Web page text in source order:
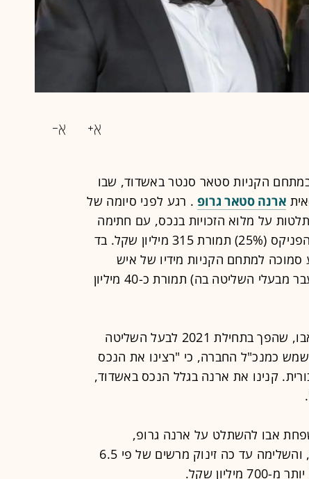
הקניות סטאר סנטר באשדוד, שבו
ארנה סטאר גרופ . רגע לפני סיומה של
על מלוא הזכויות בנכס, עם חתימה
על מזכר הבנות לרכישת חלקה של חברת הפניקס (25%) תמורת 315 מיליון שקל. בד
למתחם הקניות מידיו של איש
העסקים ג'קי בן זקן (בעל עניין בחברה, ובעבר מבעלי השליטה בה) תמורת כ-40 מיליון
מדובר, כך נראה, בנכס שקרוב לליבו של אבו, שהפך בתחילת 2021 לבעל השליטה
לגלובס מספר אבו, 45, המשמש כמנכ"ל החברה, כי "רצינו את הנכס
קנינו את ארנה בגלל הנכס באשדוד,
אבו להשתלט על ארנה גרופ,
בפברואר 2021, מנייתה לא מביטה לאחור, והשלימה עד כה זינוק מרשים של פי 6.5